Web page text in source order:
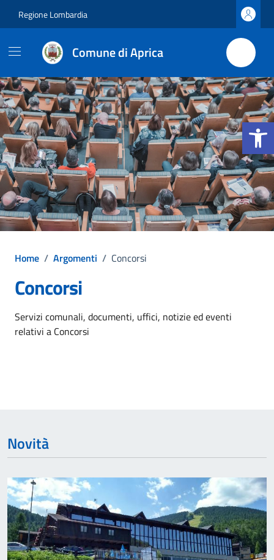
Apri la
Regione Lombardia
Comune di Aprica
Home / Argomenti / Concorsi
Concorsi
Dettagli dell'argomento
Servizi comunali, documenti, uffici, notizie ed eventi
relativi a Concorsi
Novità